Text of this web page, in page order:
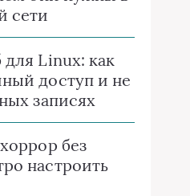
сети
для Linux: как
доступ и не
записях
без
настроить